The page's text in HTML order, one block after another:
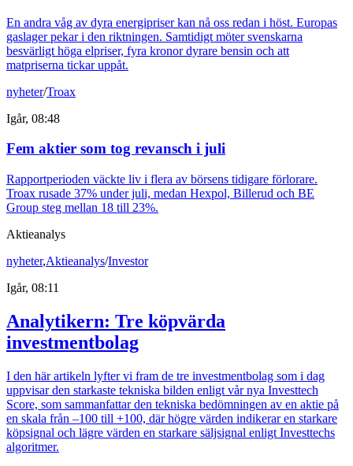
En andra våg av dyra energipriser kan nå oss redan i höst. Europas
gaslager pekar i den riktningen. Samtidigt möter svenskarna
besvärligt höga elpriser, fyra kronor dyrare bensin och att
matpriserna tickar uppåt.
nyheter/Troax
Igår, 08:48
Fem aktier som tog revansch i juli
Rapportperioden väckte liv i flera av börsens tidigare förlorare.
Troax rusade 37% under juli, medan Hexpol, Billerud och BE
Group steg mellan 18 till 23%.
Aktieanalys
nyheter,Aktieanalys/Investor
Igår, 08:11
Analytikern: Tre köpvärda
investmentbolag
I den här artikeln lyfter vi fram de tre investmentbolag som i dag
uppvisar den starkaste tekniska bilden enligt vår nya Investtech
Score, som sammanfattar den tekniska bedömningen av en aktie på
en skala från –100 till +100, där högre värden indikerar en starkare
köpsignal och lägre värden en starkare säljsignal enligt Investtechs
algoritmer.